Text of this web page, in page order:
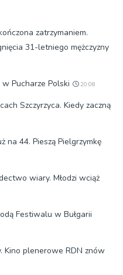
zatrzymaniem.
31-letniego mężczyzny
Pucharze Polski 20:08
Szczyrzyca. Kiedy zaczną
na 44. Pieszą Pielgrzymkę
wiary. Młodzi wciąż
Festiwalu w Bułgarii
Kino plenerowe RDN znów